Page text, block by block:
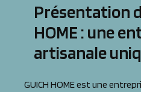
Présentation
HOME : une
artisanale
GUICH HOME est une